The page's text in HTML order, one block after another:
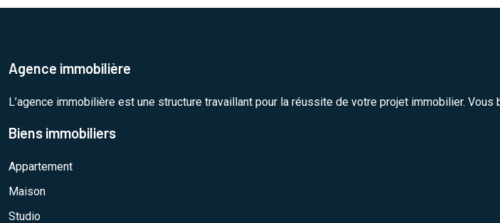
Agence immobilière
L’agence immobilière est une structure travaillant pour la réussite de votre projet immobilier.
Biens immobiliers
Appartement
Maison
Studio